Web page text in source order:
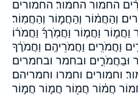
החמור החמור׃ החמורים
וְהַחֲמ֔וֹר וְהַחֲמ֣וֹר וְהַחֲמֽוֹר׃
וַחֲמ֛וֹר וַחֲמ֧וֹר וַחֲמֹֽרְךָ֜ וַחֲמֹר֔וֹ
וַחֲמֹרִֽים׃ וַחֲמֹרֵיהֶֽם׃ וַחֲמֹרֶ֔ךָ
וּבַחֲמֹרִ֑ים ובחמר ובחמרים
וחמורים וחמרו וחמריהם׃
חֲמ֔וֹר חֲמ֖וֹר חֲמ֛וֹר חֲמ֣וֹר